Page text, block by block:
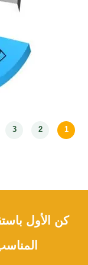
2- بيانات النظام
سنوات وهو إجراء
3- التفويض
لبقية دول مجلس
بواسطة ارسال لجنة من
المرئية (عادة تتم خلال 4 ايام الي 7 ايام من تاريخ استلامنا الوثائق المطلوبة).
كن الأول